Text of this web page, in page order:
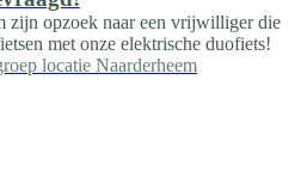
zijn opzoek naar een vrijwilliger die
met onze elektrische duofiets!
locatie Naarderheem